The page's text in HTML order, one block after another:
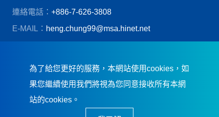
連絡電話： +886-7-626-3808
E-MAIL： heng.chung99@msa.hinet.net
為了給您更好的服務，本網站使用cookies，如
果您繼續使用我們將視為您同意接收所有本網
站的cookies。